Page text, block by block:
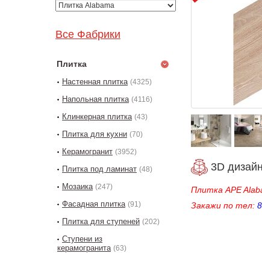
Все Фабрики
Плитка
Настенная плитка (4325)
Напольная плитка (4116)
Клинкерная плитка (43)
Плитка для кухни (70)
Керамогранит (3952)
Плитка под ламинат (48)
Мозаика (247)
Фасадная плитка (91)
Плитка для ступеней (202)
Ступени из
керамогранита (63)
3D
Плитка APE
Закажи по тел: